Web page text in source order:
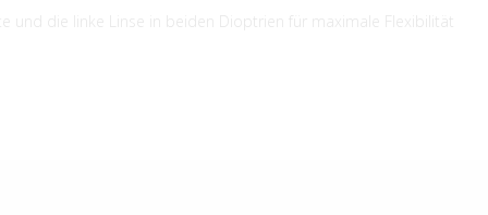
und die linke Linse in beiden Dioptrien für maximale Flexibilität